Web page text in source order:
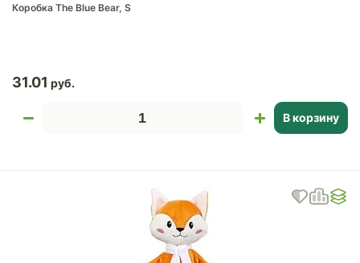
Коробка The Blue Bear, S
31.01
В корзину